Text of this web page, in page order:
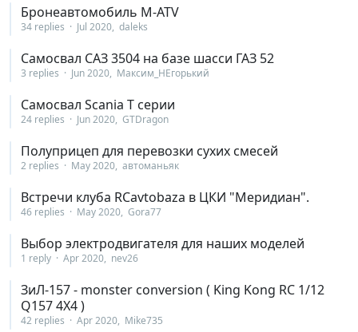
Бронеавтомобиль M-ATV
34 replies Jul 2020 daleks
Самосвал САЗ 3504 на базе шасси ГАЗ 52
3 replies Jun 2020 Максим_НЕгорький
Самосвал Scania T серии
24 replies Jun 2020 GTDragon
Полуприцеп для перевозки сухих смесей
2 replies May 2020 автоманьяк
Встречи клуба RCavtobaza в ЦКИ "Меридиан".
46 replies May 2020 Gora77
Выбор электродвигателя для наших моделей
1 reply Apr 2020 nev26
ЗиЛ-157 - monster conversion ( King Kong RC 1/12
Q157 4X4 )
42 replies Apr 2020 Mike735